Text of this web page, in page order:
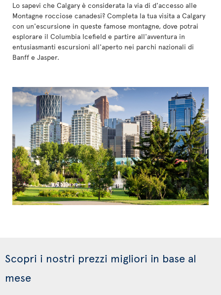
Lo sapevi che Calgary è considerata la via di d'accesso alle
Montagne rocciose canadesi? Completa la tua visita a Calgary
con un'escursione in queste famose montagne, dove potrai
esplorare il Columbia Icefield e partire all'avventura in
entusiasmanti escursioni all'aperto nei parchi nazionali di
Banff e Jasper.
Scopri i nostri prezzi migliori in base al
mese